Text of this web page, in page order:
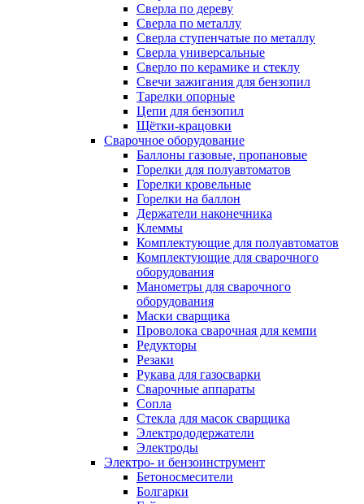
Сверла по дереву
Сверла по металлу
Сверла ступенчатые по металлу
Сверла универсальные
Сверло по керамике и стеклу
Свечи зажигания для бензопил
Тарелки опорные
Цепи для бензопил
Щётки-крацовки
Сварочное оборудование
Баллоны газовые, пропановые
Горелки для полуавтоматов
Горелки кровельные
Горелки на баллон
Держатели наконечника
Клеммы
Комплектующие для полуавтоматов
Комплектующие для сварочного
оборудования
Манометры для сварочного
оборудования
Маски сварщика
Проволока сварочная для кемпи
Редукторы
Резаки
Рукава для газосварки
Сварочные аппараты
Сопла
Стекла для масок сварщика
Электрододержатели
Электроды
Электро- и бензоинструмент
Бетоносмесители
Болгарки